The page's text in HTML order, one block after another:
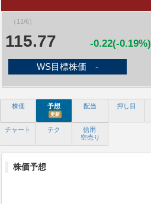
（11/6）
115.77 -0.22(-0.19%)
WS目標株価 -
株価 予想
更新
配当 押し目
チャート テク
信用
空売り
株価予想